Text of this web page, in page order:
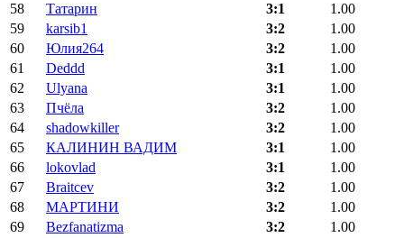
58
Татарин 3:1
1.00
59
karsib1 3:2
1.00
60
Юлия264 3:2
1.00
61
Deddd 3:1
1.00
62
Ulyana 3:1
1.00
63
Пчёла 3:2
1.00
64
shadowkiller 3:2
1.00
65
КАЛИНИН ВАДИМ 3:1
1.00
66
lokovlad 3:1
1.00
67
Braitcev 3:2
1.00
68
МАРТИНИ 3:2
1.00
69
Bezfanatizma 3:2
1.00